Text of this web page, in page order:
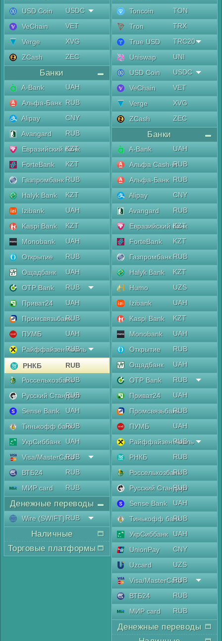
USD Coin
USDC
VeChain
VET
Verge
XVG
ZCash
ZEC
Банки
A-Bank
UAH
Альфа-Банк RUB
Alipay
CNY
Avangard
RUB
Евразийский банк
KZT
ForteBank
KZT
Газпромбанк RUB
Halyk Bank
KZT
Izibank
UAH
Kaspi Bank
KZT
Monobank
UAH
Открытие
RUB
Ощадбанк
UAH
OTP Bank
RUB
Приват24
UAH
ПромсвязьбанкRUB
ПУМБ
UAH
Райффайзен Аваль
RUB
РНКБ
RUB
РоссельхозбанкRUB
Русский Стандарт
RUB
Sense Bank
UAH
Тинькофф банкRUB
УкрСиббанк
UAH
Visa/MasterCard
RUB
ВТБ24
RUB
МИР card
RUB
Денежные переводы
Wire (SWIFT)RUB
Наличные
Торговые платформы
Toncoin
TON
Tron
TRX
True USD
TRC20
Uniswap
UNI
USD Coin
USDC
VeChain
VET
Verge
XVG
ZCash
ZEC
Банки
A-Bank
UAH
Альфа Cash-inRUB
Альфа-Банк RUB
Alipay
CNY
Avangard
RUB
Евразийский банк
KZT
ForteBank
KZT
Газпромбанк RUB
Halyk Bank
KZT
Humo
UZS
Izibank
UAH
Kaspi Bank
KZT
Monobank
UAH
Открытие
RUB
Ощадбанк
UAH
OTP Bank
RUB
Приват24
UAH
ПромсвязьбанкRUB
ПУМБ
UAH
Райффайзен Аваль
RUB
РНКБ
RUB
РоссельхозбанкRUB
Русский Стандарт
RUB
Sense Bank
UAH
Тинькофф банкRUB
УкрСиббанк
UAH
UnionPay
CNY
Uzcard
UZS
Visa/MasterCard
RUB
ВТБ24
RUB
МИР card
RUB
Денежные переводы